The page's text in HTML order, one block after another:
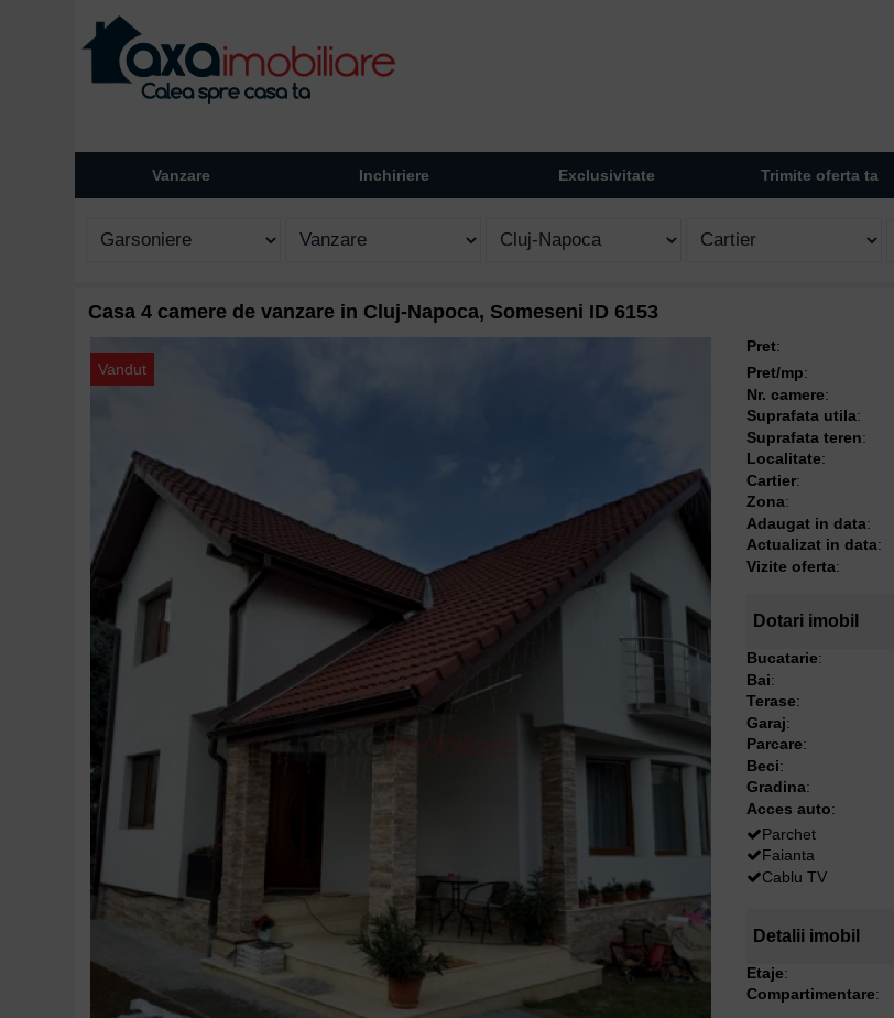
Vanzare Inchiriere Exclusivitate Trimite oferta ta
Casa 4 camere de vanzare in Cluj-Napoca, Someseni ID 6153
Vandut
Pret:
Pret/mp:
Nr. camere:
Suprafata utila:
Suprafata teren:
Localitate:
Cartier:
Zona:
Adaugat in data:
Actualizat in data:
Vizite oferta:
Dotari imobil
Bucatarie:
Bai:
Terase:
Garaj:
Parcare:
Beci:
Gradina:
Acces auto:
Parchet
Faianta
Cablu TV
Detalii imobil
Etaje:
Compartimentare: